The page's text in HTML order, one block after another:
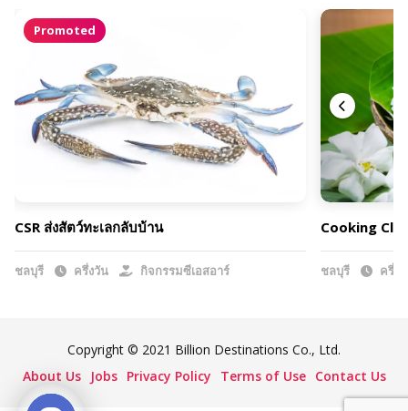
Promoted
CSR ส่งสัตว์ทะเลกลับบ้าน
ชลบุรี ครึ่งวัน กิจกรรมซีเอสอาร์
Cooking
ชลบุรี ครึ่ง
Copyright © 2021 Billion Destinations Co., Ltd.
About Us
Jobs Privacy Policy Terms of Use Contact Us